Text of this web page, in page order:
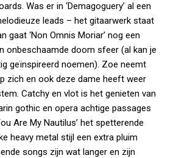
Was er in ‘Demagoguery’ al een
leads – het gitaarwerk staat
gaat ‘Non Omnis Moriar’ nog een
onbeschaamde doom sfeer (al kan je
geïnspireerd noemen). Zoe neemt
zich en ook deze dame heeft weer
Catchy en vlot is het genieten van
gothic en opera achtige passages
Are My Nautilus’ het spetterende
heavy metal stijl een extra pluim
songs zijn wat langer en zijn